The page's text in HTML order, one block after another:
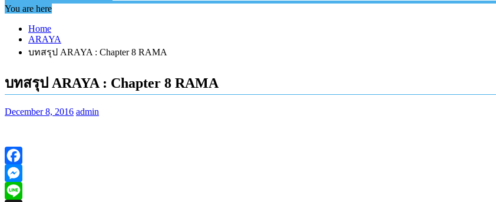
You are here
Home
ARAYA
บทสรุป ARAYA : Chapter 8 RAMA
บทสรุป ARAYA : Chapter 8 RAMA
December 8, 2016 admin
Facebook
Messenger